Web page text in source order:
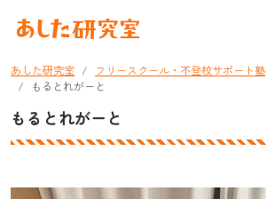
あした研究室 フリースクール・不登校サポート塾
もるとれがーと
もるとれがーと